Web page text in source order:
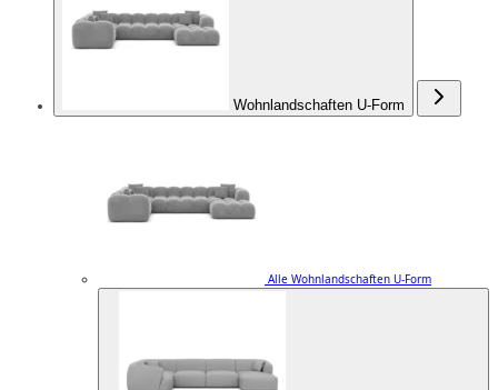
Wohnlandschaften U-Form
Alle Wohnlandschaften U-Form